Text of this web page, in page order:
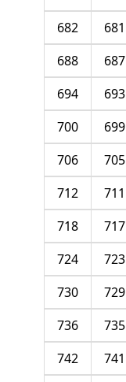
681
682
687
688
693
694
699
700
705
706
711
712
717
718
723
724
729
730
735
736
741
742